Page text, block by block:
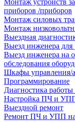
Монтаж устройств
приборов /приборов
Монтаж силовых
Монтаж
Выездная
Выезд инженера для
Выезд инженера на
обследования
Шкафы управления/
Программирование
Диагностика
Настройка ПЧ и
Выездной ремонт
Ремонт ПЧ и УПП на